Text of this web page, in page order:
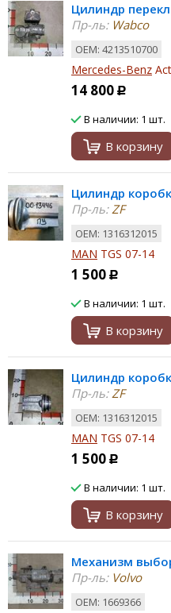
Цилиндр
Пр-ль:Wabco
ОЕМ: 4213510700
Mercedes-Benz
14 800 Р
В наличии: 1 шт.
В корзину
Цилиндр
Пр-ль:ZF
ОЕМ: 1316312015
MAN TGS 07-14
1 500 Р
В наличии: 1 шт.
В корзину
Цилиндр
Пр-ль:ZF
ОЕМ: 1316312015
MAN TGS 07-14
1 500 Р
В наличии: 1 шт.
В корзину
Механизм
Пр-ль:Volvo
ОЕМ: 1669366